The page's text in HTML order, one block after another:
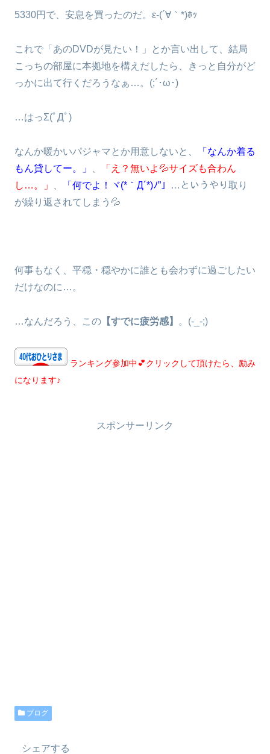
5330円で、安息を買ったのだ。ε-(´∀｀*)ﾎｯ
これで「あのDVDが見たい！」とか言い出して、結局
こっちの部屋に本拠地を構えだしたら、きっと自分がど
っかに出て行くだろうなぁ…。(;´･ω･)
…はっΣ(ﾟДﾟ)
なんか暖かいパジャマとか用意しないと、
「なんか着る
もん貸してー。」
「え？無いよ💦サイズも合わん
し…。」
「何でよ！ヾ(*｀Д´*)ﾉ”」
…というやり取り
が繰り返されてしまう💦
何事もなく、平穏・穏やかに誰とも会わずに過ごしたい
だけなのに…。
…なんだろう、この 【すでに疲労感】 。(-_-;)
ランキング参加中💕クリックして頂けたら、励み
になります♪
スポンサーリンク
ブログ
シェアする